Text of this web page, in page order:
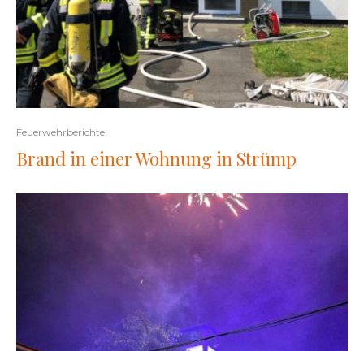
Feuerwehrberichte
Brand in einer Wohnung in Strümp